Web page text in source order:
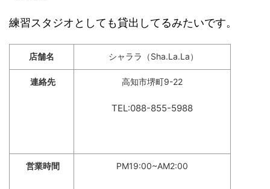
練習スタジオとしても貸出してるみたいです。
店舗名 シャララ（Sha.La.La）
連絡先 高知市堺町9-22
TEL:088-855-5988
営業時間 PM19:00~AM2:00